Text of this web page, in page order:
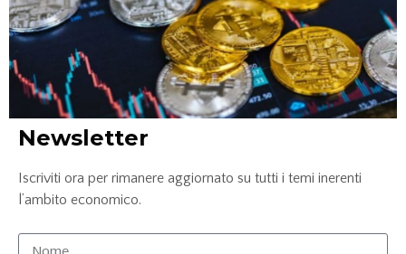
Tassi di interesse e rata del prestito: quali sono le
connessioni e cosa valutare?
6 Ottobre 2025
LEGGI TUTTO »
Newsletter
Iscriviti ora per rimanere aggiornato su tutti i temi inerenti
l’ambito economico.